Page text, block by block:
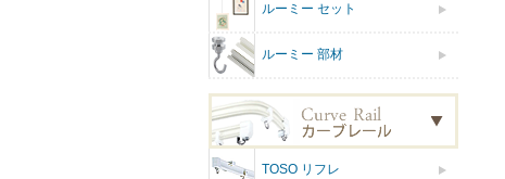
ルーミー セット
ルーミー 部材
TOSO リフレ